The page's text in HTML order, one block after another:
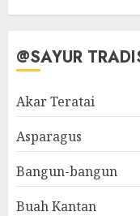
@SAYUR
Akar Teratai
Asparagus
Bangun-bangun
Buah Kantan